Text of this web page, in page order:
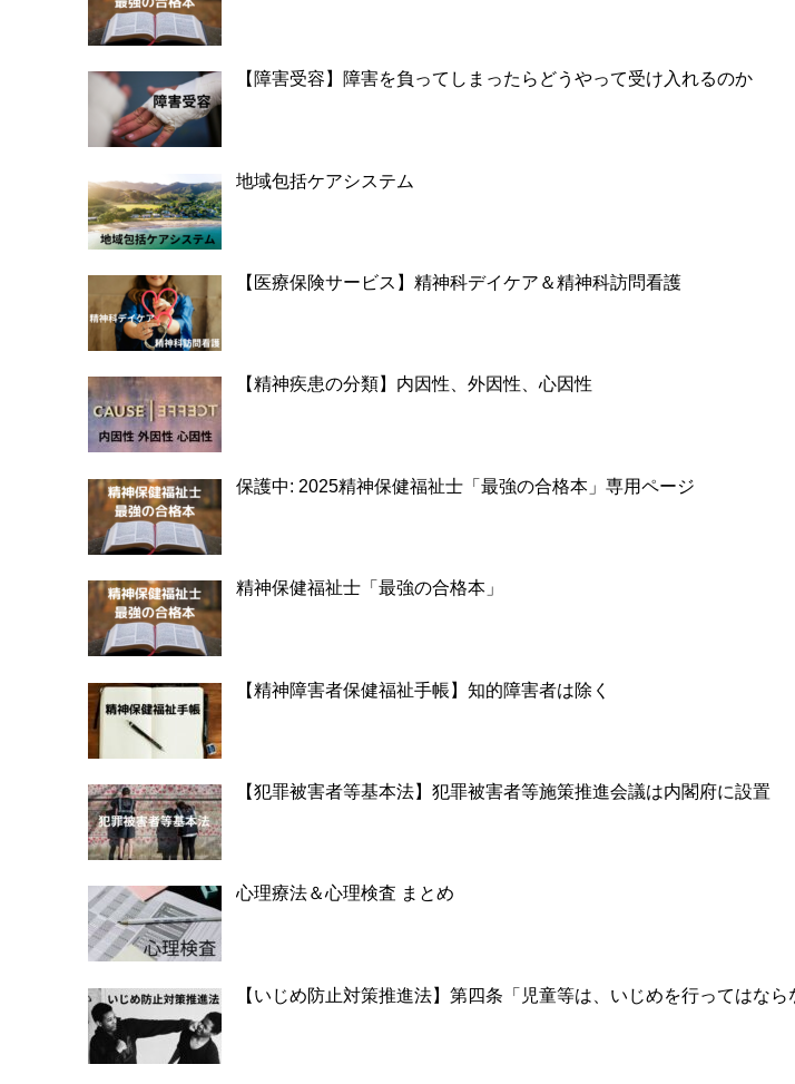
【障害受容】障害を負ってしまったらどうやって受け入れるのか
地域包括ケアシステム
【医療保険サービス】精神科デイケア＆精神科訪問看護
【精神疾患の分類】内因性、外因性、心因性
保護中: 2025精神保健福祉士「最強の合格本」専用ページ
精神保健福祉士「最強の合格本」
【精神障害者保健福祉手帳】知的障害者は除く
【犯罪被害者等基本法】犯罪被害者等施策推進会議は内閣府に設置
心理療法＆心理検査 まとめ
【いじめ防止対策推進法】第四条「児童等は、いじめを行ってはなら